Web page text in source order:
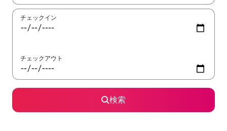
チェックイン
チェックアウト
検索